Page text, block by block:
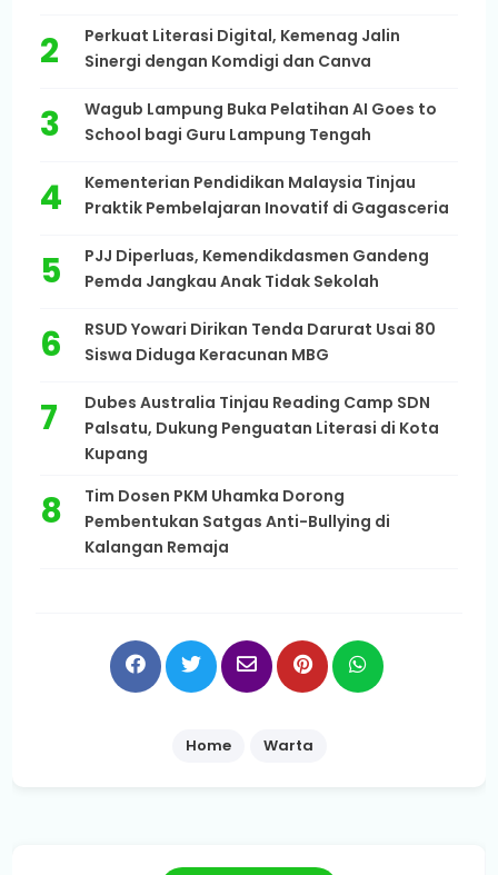
Perkuat Literasi Digital, Kemenag Jalin
Sinergi dengan Komdigi dan Canva
Wagub Lampung Buka Pelatihan AI Goes to
School bagi Guru Lampung Tengah
Kementerian Pendidikan Malaysia Tinjau
Praktik Pembelajaran Inovatif di Gagasceria
PJJ Diperluas, Kemendikdasmen Gandeng
Pemda Jangkau Anak Tidak Sekolah
RSUD Yowari Dirikan Tenda Darurat Usai 80
Siswa Diduga Keracunan MBG
Dubes Australia Tinjau Reading Camp SDN
Palsatu, Dukung Penguatan Literasi di Kota
Kupang
Tim Dosen PKM Uhamka Dorong
Pembentukan Satgas Anti-Bullying di
Kalangan Remaja
Home Warta